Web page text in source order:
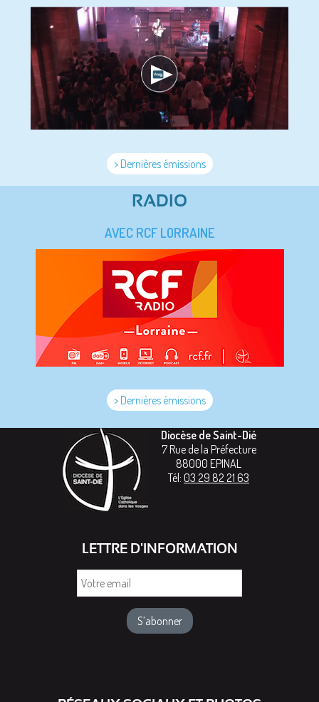
> Dernières émissions
RADIO
AVEC RCF LORRAINE
> Dernières émissions
Diocèse de Saint-Dié
7 Rue de la Préfecture
88000 EPINAL
Tél: 03 29 82 21 63
LETTRE D'INFORMATION